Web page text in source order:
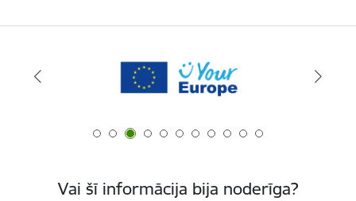
Vai šī informācija bija noderīga?